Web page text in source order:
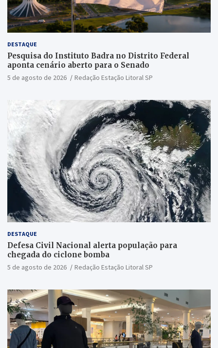
DESTAQUE
Pesquisa do Instituto Badra no Distrito Federal
aponta cenário aberto para o Senado
5 de agosto de 2026 Redação Estação Litoral SP
DESTAQUE
Defesa Civil Nacional alerta população para
chegada do ciclone bomba
5 de agosto de 2026 Redação Estação Litoral SP